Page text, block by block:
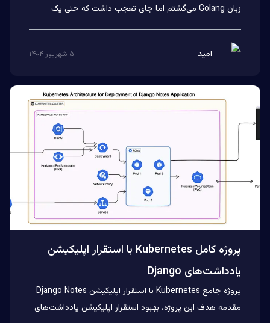
زبان Golang می‌گشتم اما جای تعجب داشت که حتی یک
امید ۵ شهریور ۱۴۰۴
پروژه کامل Kubernetes با استقرار اپلیکیشن
یادداشت‌های Django
پروژه جامع Kubernetes با استقرار اپلیکیشن Django Notes
مقدمه هدف این پروژه، بهبود استقرار اپلیکیشن یادداشت‌های